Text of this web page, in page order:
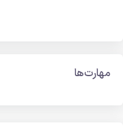
مهارت‌ها